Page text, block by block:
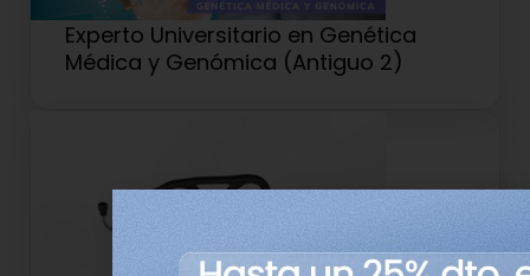
Experto Universitario en Genética
Médica y Genómica (Antiguo 2)